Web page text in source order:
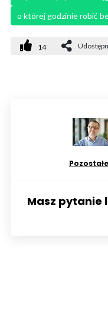
o której godzinie robić
14
Masz pytanie